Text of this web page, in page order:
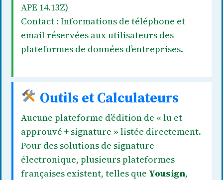
APE 14.13Z)
Contact : Informations de téléphone et
email réservées aux utilisateurs des
plateformes de données d’entreprises.
Outils et Calculateurs
Aucune plateforme d’édition de « lu et
approuvé + signature » listée directement.
Pour des solutions de signature
électronique, plusieurs plateformes
françaises existent, telles que Yousign,